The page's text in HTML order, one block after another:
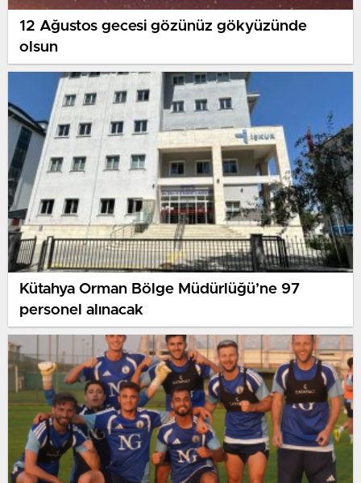
12 Ağustos gecesi gözünüz gökyüzünde
olsun
Kütahya Orman Bölge Müdürlüğü’ne 97
personel alınacak